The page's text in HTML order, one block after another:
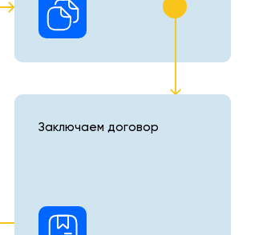
Заключаем договор